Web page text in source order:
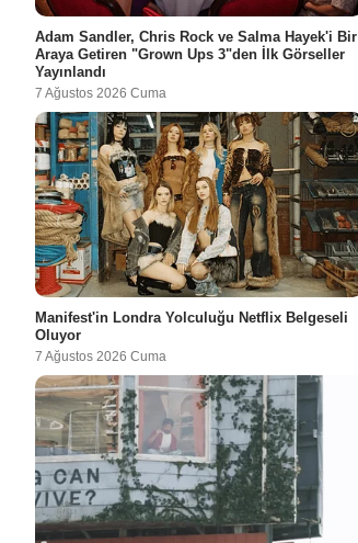
Adam Sandler, Chris Rock ve Salma Hayek'i Bir
Araya Getiren "Grown Ups 3"den İlk Görseller
Yayınlandı
7 Ağustos 2026 Cuma
Manifest'in Londra Yolculuğu Netflix Belgeseli
Oluyor
7 Ağustos 2026 Cuma